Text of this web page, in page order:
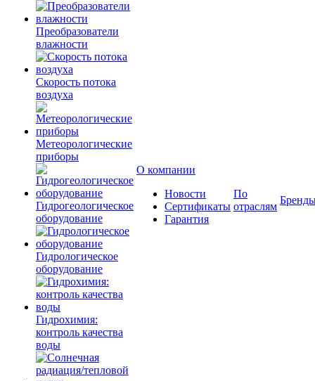
Преобразователи
влажности
Скорость потока
воздуха
Метеорологические
приборы
Гидрогеологическое
оборудование
Гидрологическое
оборудование
Гидрохимия:
контроль качества
воды
О компании
Новости
Сертификаты
Гарантия
По
отраслям